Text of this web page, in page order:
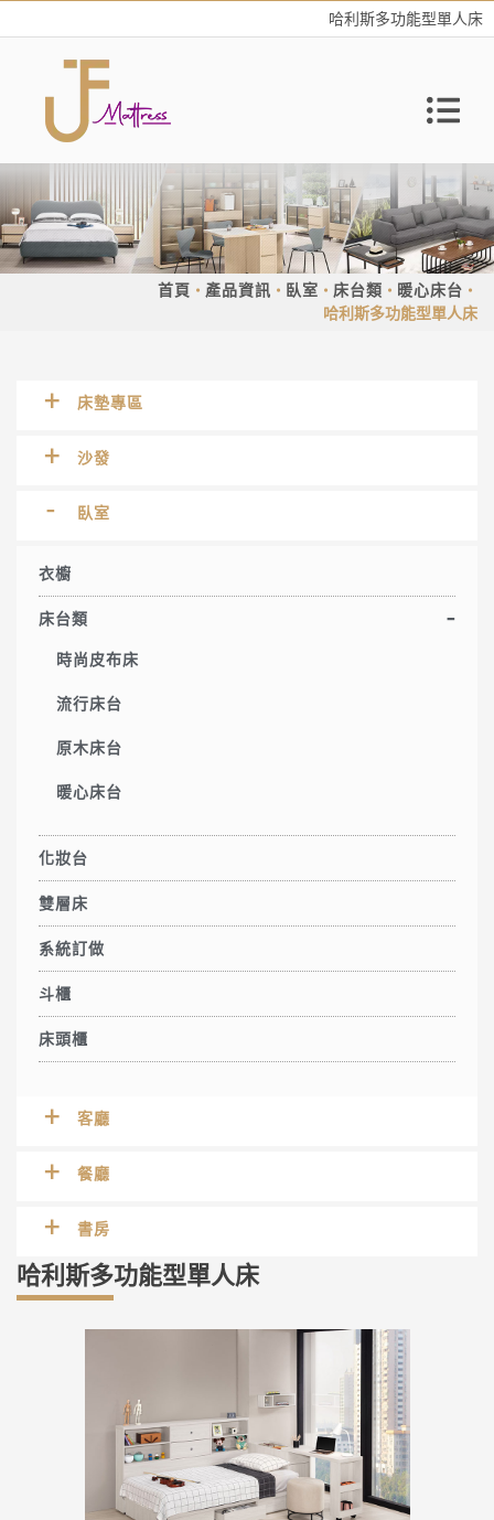
哈利斯多功能型單人床
首頁 產品資訊 臥室 床台類
暖心床台
哈利斯多功能型單人床
床墊專區
沙發
臥室
衣櫥
床台類
時尚皮布床
流行床台
原木床台
暖心床台
化妝台
雙層床
系統訂做
斗櫃
床頭櫃
客廳
餐廳
書房
哈利斯多功能型單人床